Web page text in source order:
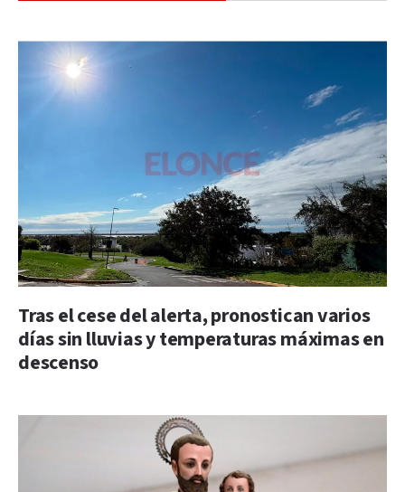
Tras el cese del alerta, pronostican varios
días sin lluvias y temperaturas máximas en
descenso